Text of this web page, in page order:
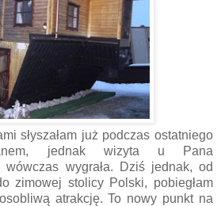
słyszałam już podczas ostatniego
jednak wizyta u Pana
wówczas wygrała. Dziś jednak, od
zimowej stolicy Polski, pobiegłam
atrakcję. To nowy punkt na